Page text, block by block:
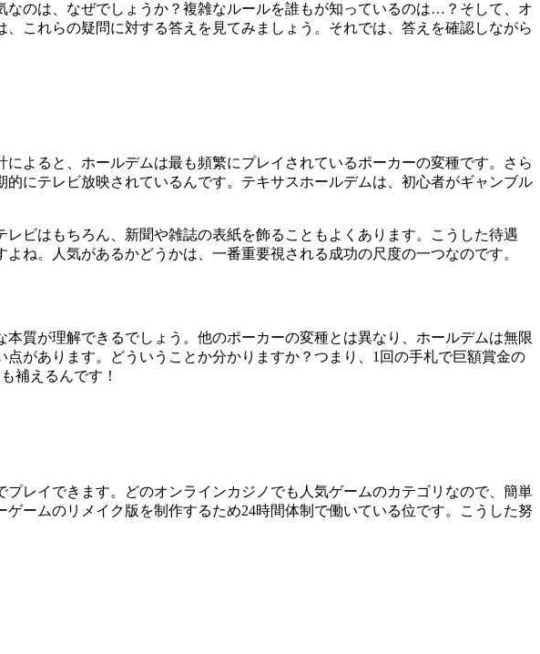
のは、なぜでしょうか？複雑なルールを誰もが知っているのは…？そして、オ
これらの疑問に対する答えを見てみましょう。それでは、答えを確認しながら
よると、ホールデムは最も頻繁にプレイされているポーカーの変種です。さら
にテレビ放映されているんです。テキサスホールデムは、初心者がギャンブル
ビはもちろん、新聞や雑誌の表紙を飾ることもよくあります。こうした待遇
ね。人気があるかどうかは、一番重要視される成功の尺度の一つなのです。
質が理解できるでしょう。他のポーカーの変種とは異なり、ホールデムは無限
があります。どういうことか分かりますか？つまり、1回の手札で巨額賞金の
補えるんです！
レイできます。どのオンラインカジノでも人気ゲームのカテゴリなので、簡単
ームのリメイク版を制作するため24時間体制で働いている位です。こうした努